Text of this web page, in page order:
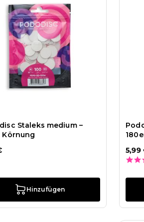
Staleks medium –
Körnung
Hinzufügen
5,99